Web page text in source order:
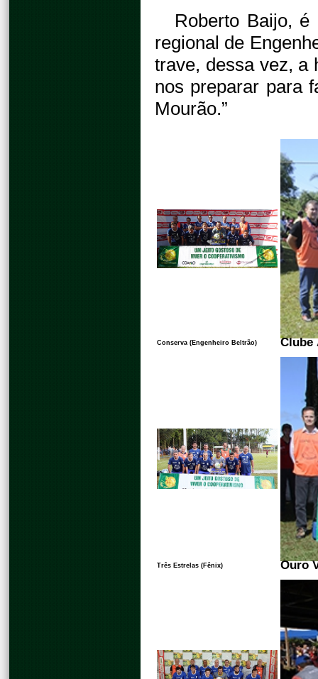
Roberto Baijo,
regional de
trave, dessa vez, a
nos preparar para
Mourão.”
Conserva (Engenheiro Beltrão) Clube
Três Estrelas (Fênix) Ouro